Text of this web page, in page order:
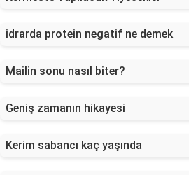
idrarda protein negatif ne demek
Mailin sonu nasıl biter?
Geniş zamanın hikayesi
Kerim sabancı kaç yaşında